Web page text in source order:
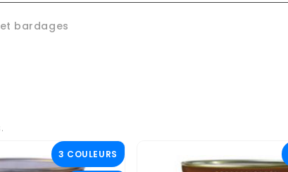
bardages
3 COULEURS